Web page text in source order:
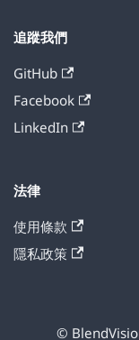
追蹤我們
GitHub
Facebook
LinkedIn
法律
使用條款
隱私政策
©